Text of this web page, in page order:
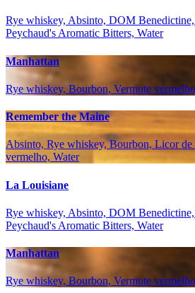
Rye whiskey, Absinto, DOM
Peychaud's Aromatic Bitters, Water
Manhattan
Rye whiskey, Bourbon, Vermute
Remember the Maine
Absinto, Rye whiskey, Bourbon, Licor de
vermelho, Water
La Louisiane
Rye whiskey, Absinto, DOM
Peychaud's Aromatic Bitters, Water
Manhattan
Rye whiskey, Bourbon, Vermute